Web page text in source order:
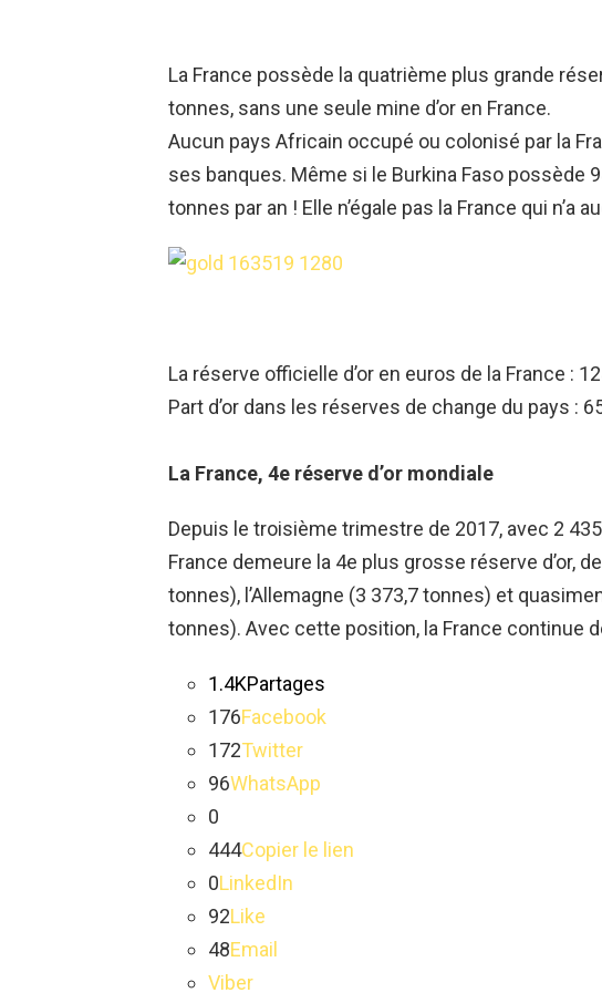
La France possède la quatrième plus grande
tonnes, sans une seule mine d’or en France.
Aucun paysAfricain occupé ou colonisé par la
ses banques. Même si le Burkina Faso possède
tonnes par an ! Elle n’égale pas la France qui n’a
La réserve officielle d’or en euros de la France :
Part d’or dans les réserves de change du pays :
La France, 4e réserve d’or mondiale
Depuis le troisième trimestre de 2017, avec 2
France demeure la 4e plus grosse réserve d’or,
tonnes), l’Allemagne (3 373,7 tonnes) et
tonnes). Avec cette position, la France continue
1.4KPartages
176Facebook
172Twitter
96WhatsApp
0
444Copier le lien
0LinkedIn
92Like
48Email
Viber